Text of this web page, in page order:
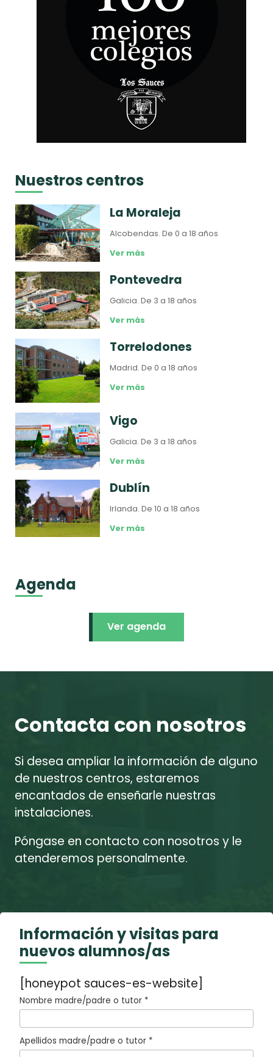
Nuestros centros
La Moraleja
Alcobendas.De 0 a 18 años
Ver más
Pontevedra
Galicia.De 3 a 18 años
Ver más
Torrelodones
Madrid.De 0 a 18 años
Ver más
Vigo
Galicia.De 3 a 18 años
Ver más
Dublín
Irlanda.De 10 a 18 años
Ver más
Agenda
Ver agenda
Contacta con nosotros
Si desea ampliar la información de alguno
de nuestros centros, estaremos
encantados de enseñarle nuestras
instalaciones.
Póngase en contacto con nosotros y le
atenderemos personalmente.
Información y visitas para
nuevos alumnos/as
[honeypot sauces-es-website]
Nombre madre/padre o tutor *
Apellidos madre/padre o tutor *